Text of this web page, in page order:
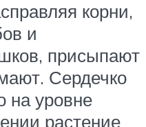
корни,
и
присыпают
Сердечко
на уровне
растение